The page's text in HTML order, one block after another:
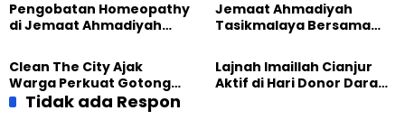
Perlindungan Anak
Pengobatan Homeopathy
di Jemaat Ahmadiyah
Rasakan Manfaat
Jemaat Ahmadiyah
Tasikmalaya Bersama
Pengobatan Homeopathy
Gratis
Clean The City Ajak
Warga Perkuat Gotong
Royong Jaga Lingkungan
Lajnah Imaillah Cianjur
Aktif di Hari Donor Darah
Tidak ada Respon